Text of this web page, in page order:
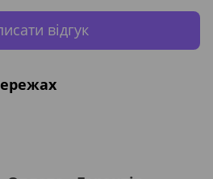
відгук